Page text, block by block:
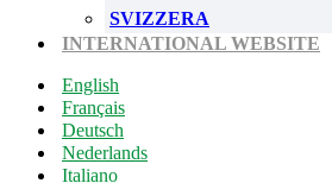
SVIZZERA
INTERNATIONAL WEBSITE
English
Français
Deutsch
Nederlands
Italiano